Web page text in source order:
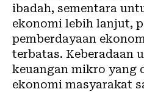
ibadah, sementara
ekonomi lebih lanjut,
pemberdayaan
terbatas. Keberadaan
keuangan mikro yang
ekonomi masyarakat